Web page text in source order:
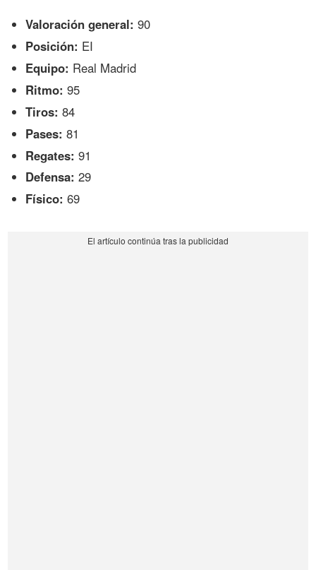
Valoración general: 90
Posición: EI
Equipo: Real Madrid
Ritmo: 95
Tiros: 84
Pases: 81
Regates: 91
Defensa: 29
Físico: 69